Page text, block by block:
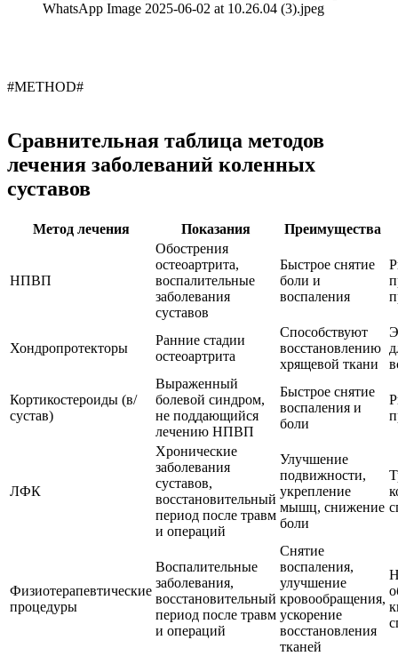
WhatsApp Image 2025-06-02 at 10.26.04 (3).jpeg
#METHOD#
Сравнительная таблица методов
лечения заболеваний коленных
суставов
Метод лечения Показания Преимущества
НПВП
Обострения
остеоартрита,
воспалительные
заболевания
суставов
Быстрое снятие
боли и
воспаления
Хондропротекторы
Ранние стадии
остеоартрита
Способствуют
восстановлению
хрящевой ткани
Кортикостероиды (в/
сустав)
Выраженный
болевой синдром,
не поддающийся
лечению НПВП
Быстрое снятие
воспаления и
боли
ЛФК
Хронические
заболевания
суставов,
восстановительный
период после травм
и операций
Улучшение
подвижности,
укрепление
мышц, снижение
боли
Физиотерапевтические
процедуры
Воспалительные
заболевания,
восстановительный
период после травм
и операций
Снятие
воспаления,
улучшение
кровообращения,
ускорение
восстановления
тканей